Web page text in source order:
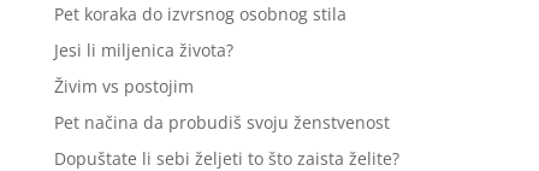
Pet koraka do izvrsnog osobnog stila
Jesi li miljenica života?
Živim vs postojim
Pet načina da probudiš svoju ženstvenost
Dopuštate li sebi željeti to što zaista želite?